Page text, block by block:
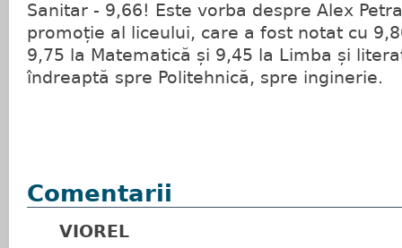
Sanitar - 9,66! Este vorba despre Alex
promoție al liceului, care a fost notat cu
9,75 la Matematică și 9,45 la Limba și
îndreaptă spre Politehnică, spre inginerie.
Comentarii
VIOREL